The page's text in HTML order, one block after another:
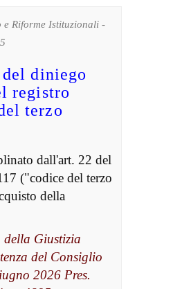
e Riforme Istituzionali -
diniego
registro
terzo
dall'art. 22 del
("codice del terzo
della
della Giustizia
del Consiglio
2026 Pres.